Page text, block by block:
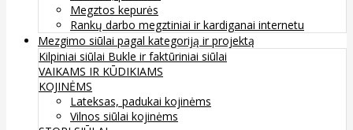
Megztos kepurės
Rankų darbo megztiniai ir kardiganai internetu
Mezgimo siūlai pagal kategoriją ir projektą
Kilpiniai siūlai Bukle ir faktūriniai siūlai
VAIKAMS IR KŪDIKIAMS
KOJINĖMS
Lateksas, padukai kojinėms
Vilnos siūlai kojinėms